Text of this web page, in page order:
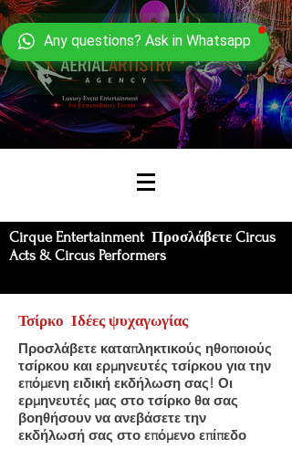
Any questions? Ask in Whatsapp
Cirque Entertainment Προσλάβετε Circus
Acts & Circus Performers
Τσίρκο Ιδέες ψυχαγωγίας
Προσλάβετε καταπληκτικούς ηθοποιούς
τσίρκου και ερμηνευτές τσίρκου για την
επόμενη ειδική εκδήλωση σας! Οι
ερμηνευτές μας στο τσίρκο θα σας
βοηθήσουν να ανεβάσετε την
εκδήλωσή σας στο επόμενο επίπεδο